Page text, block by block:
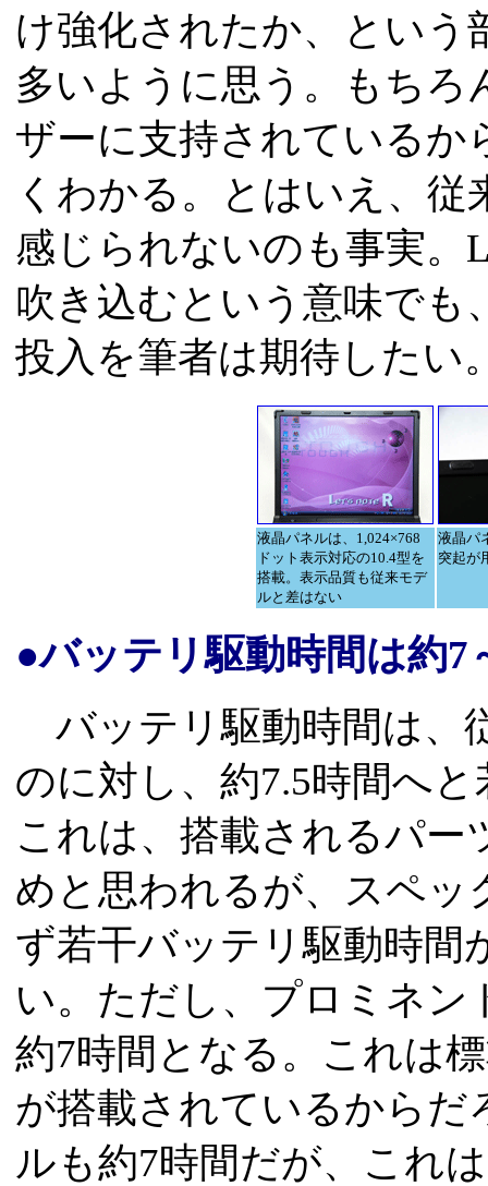
け強化されたか、という
多いように思う。もちろ
ザーに支持されているか
くわかる。とはいえ、
感じられないのも事実。
吹き込むという意味でも
投入を筆者は期待したい
液晶パネルは、1,024×768
ドット表示対応の10.4型を
搭載。表示品質も従来モデ
ルと差はない
液晶パ
突起が
●バッテリ駆動時間は約7
バッテリ駆動時間は、
のに対し、約7.5時間へ
これは、搭載されるパー
めと思われるが、スペッ
ず若干バッテリ駆動時間
い。ただし、プロミネ
約7時間となる。これは
が搭載されているからだ
ルも約7時間だが、これ